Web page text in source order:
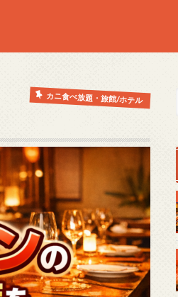
カニ食べ放題・旅館/ホテル